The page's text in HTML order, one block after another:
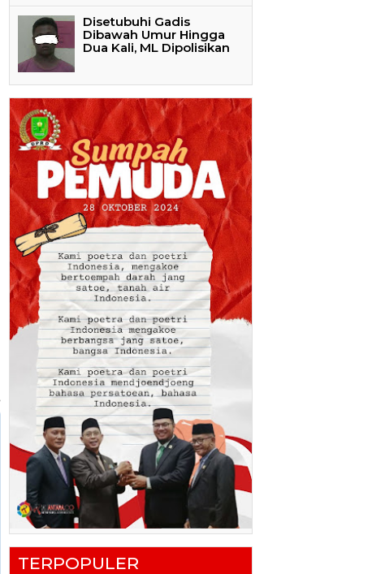
Disetubuhi Gadis
Dibawah Umur Hingga
Dua Kali, ML Dipolisikan
TERPOPULER